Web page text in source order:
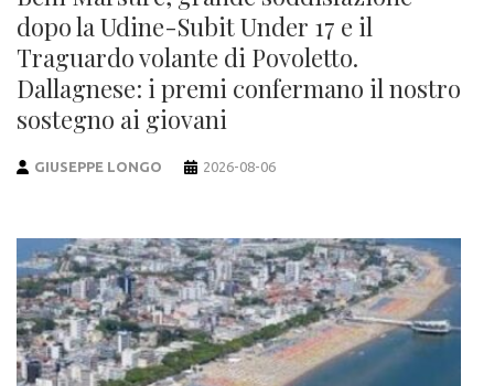
dopo la Udine-Subit Under 17 e il
Traguardo volante di Povoletto.
Dallagnese: i premi confermano il nostro
sostegno ai giovani
GIUSEPPE LONGO 2026-08-06